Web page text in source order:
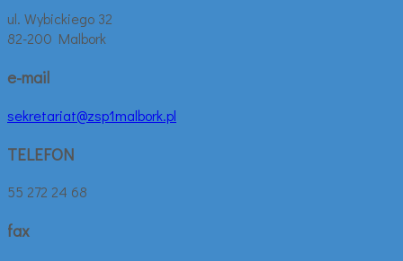
ul. Wybickiego 32
82-200 Malbork
e-mail
sekretariat@zsp1malbork.pl
TELEFON
55 272 24 68
fax